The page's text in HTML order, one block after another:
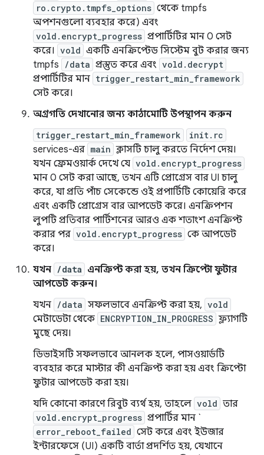
ro.crypto.tmpfs_options থেকে tmpfs
অপশনগুলো ব্যবহার করে) এবং
vold.encrypt_progress প্রপার্টিটির মান 0 সেট
করে। vold একটি এনক্রিপ্টেড সিস্টেম বুট করার জন্য
tmpfs
/data প্রস্তুত করে এবং vold.decrypt
প্রপার্টিটির মান trigger_restart_min_framework
সেট করে।
অগ্রগতি দেখানোর জন্য কাঠামোটি উপস্থাপন করুন
trigger_restart_min_framework init.rc
services-এর main ক্লাসটি চালু করতে নির্দেশ দেয়।
যখন ফ্রেমওয়ার্ক দেখে যে vold.encrypt_progress
মান 0 সেট করা আছে, তখন এটি প্রোগ্রেস বার UI চালু
করে, যা প্রতি পাঁচ সেকেন্ডে ওই প্রপার্টিটি কোয়েরি করে
এবং একটি প্রোগ্রেস বার আপডেট করে। এনক্রিপশন
লুপটি প্রতিবার পার্টিশনের আরও এক শতাংশ এনক্রিপ্ট
করার পর vold.encrypt_progress কে আপডেট
করে।
যখন /data এনক্রিপ্ট করা হয়, তখন ক্রিপ্টো ফুটার
আপডেট করুন।
যখন /data সফলভাবে এনক্রিপ্ট করা হয়, vold
মেটাডেটা থেকে ENCRYPTION_IN_PROGRESS ফ্ল্যাগটি
মুছে দেয়।
ডিভাইসটি সফলভাবে আনলক হলে, পাসওয়ার্ডটি
ব্যবহার করে মাস্টার কী এনক্রিপ্ট করা হয় এবং ক্রিপ্টো
ফুটার আপডেট করা হয়।
যদি কোনো কারণে রিবুট ব্যর্থ হয়, তাহলে vold তার
vold.encrypt_progress প্রপার্টির মান `
error_reboot_failed সেট করে এবং ইউজার
ইন্টারফেসে (UI) একটি বার্তা প্রদর্শিত হয়, যেখানে